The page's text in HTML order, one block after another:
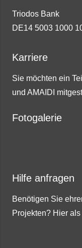
Triodos Bank
DE14 5003 1000
Karriere
Sie möchten ein
und AMAIDI
Fotogalerie
Hilfe anfragen
Benötigen Sie
Projekten? Hier